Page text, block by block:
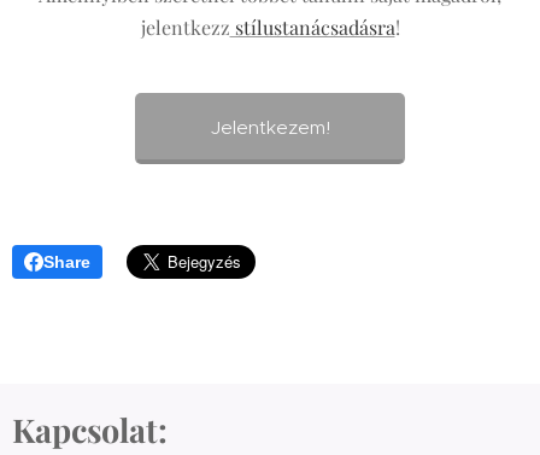
jelentkezz stílustanácsadásra!
Jelentkezem!
Share
Kapcsolat: